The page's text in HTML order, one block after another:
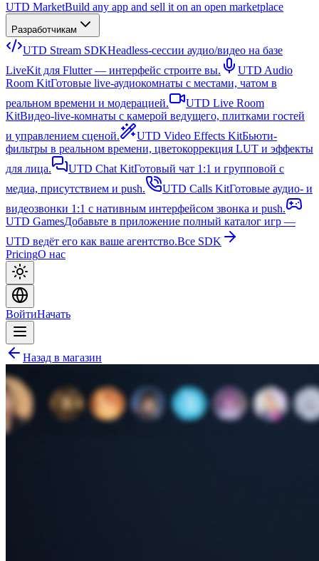
UTD MarketBuild any app and sell it on an open marketplace
Разработчикам
UTD Stream SDKHeadless-сессии аудио/видео на базе
LiveKit для Flutter — интерфейс строите вы.
UTD Audio
Room KitГотовые live-аудиокомнаты с местами, чатом в
реальном времени и модерацией.
UTD Live Room
KitВидео-live-комнаты с камерой ведущего, плитками гостей
и управлением сценой.
UTD Video Effects KitБьюти-
фильтры в реальном времени, цветокоррекция LUT и эффекты
для лица.
UTD Chat KitГотовый чат 1:1 и групповой с
медиа, присутствием и push.
UTD Calls KitГотовые аудио- и
видеозвонки 1:1 с нативным интерфейсом звонка и push.
UTD GamesДобавьте в приложение полный каталог игр —
UTD ведёт его как ваше агентство.Все SDK
PricingО нас
ВойтиНачать
Назад в магазин